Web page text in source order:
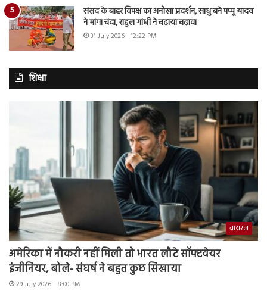
संसद के बाहर विपक्ष का अनोखा प्रदर्शन, साधु बने पप्पू यादव
ने मांगा चंदा, राहुल गांधी ने चढ़ाया चढ़ावा
31 July 2026 - 12:22 PM
शिक्षा
वायरल
अमेरिका में नौकरी नहीं मिली तो भारत लौटे सॉफ्टवेयर
इंजीनियर, बोले- संघर्ष ने बहुत कुछ सिखाया
29 July 2026 - 8:00 PM